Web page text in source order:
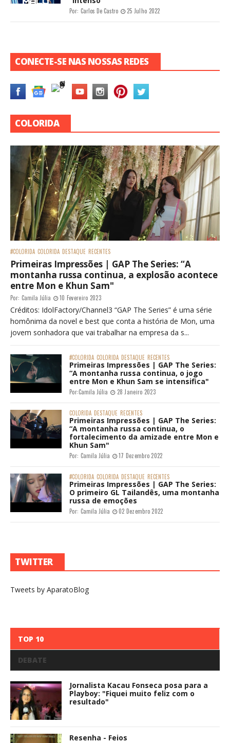
Por: Carlos De Castro 25 Julho 2022
CONECTE-SE NAS NOSSAS REDES
COLORIDA
#COLORIDA COLORIDA DESTAQUE RECENTES
Primeiras Impressões | GAP The Series: “A
montanha russa continua, a explosão acontece
entre Mon e Khun Sam"
Por: Camila Júlia 10 Fevereiro 2023
Créditos: IdolFactory/Channel3 “GAP The Series” é uma série
homônima da novel e best que conta a história de Mon, uma
jovem sonhadora que vai trabalhar na empresa da s...
#COLORIDA COLORIDA DESTAQUE RECENTES
Primeiras Impressões | GAP The Series:
“A montanha russa continua, o jogo
entre Mon e Khun Sam se intensifica"
Por:Camila Júlia 28 Janeiro 2023
COLORIDA DESTAQUE RECENTES
Primeiras Impressões | GAP The Series:
“A montanha russa continua, o
fortalecimento da amizade entre Mon e
Khun Sam"
Por: Camila Júlia 17 Dezembro 2022
#COLORIDA COLORIDA DESTAQUE RECENTES
Primeiras Impressões | GAP The Series:
O primeiro GL Tailandês, uma montanha
russa de emoções
Por: Camila Júlia 02 Dezembro 2022
TWITTER
Tweets by AparatoBlog
TOP 10
DEBATE
Jornalista Kacau Fonseca posa para a
Playboy: "Fiquei muito feliz com o
resultado"
Resenha - Feios